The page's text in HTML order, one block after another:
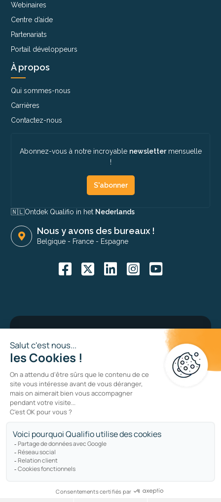
Webinaires
Centre d’aide
Partenariats
Portail développeurs
À propos
Qui sommes-nous
Carrières
Contactez-nous
Abonnez-vous à notre incroyable newslettermensuelle
!
S'abonner
🇳🇱​Ontdek Qualifio in het Nederlands
Nous y avons des bureaux !
Belgique - France - Espagne
Politique de vie privée
Politique des cookies
Copyright © qualifio.com. All Rights Reserved.